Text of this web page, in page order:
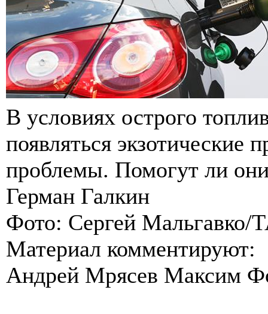
В условиях острого
появляться
проблемы. Помогут ли
Герман Галкин
Фото: Сергей Мальгавко/
Материал комментируют:
Андрей Мрясев Максим